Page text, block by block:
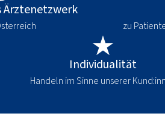
Ärztenetzwerk
zu
Individualität
Handeln im Sinne unserer